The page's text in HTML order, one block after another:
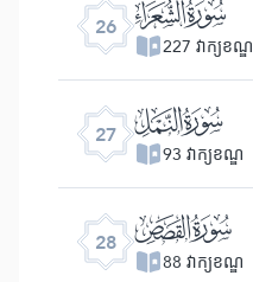
26 ﮦ
227 វាក្យខណ្ឌ
27 ﮧ
93 វាក្យខណ្ឌ
28 ﮨ
88 វាក្យខណ្ឌ